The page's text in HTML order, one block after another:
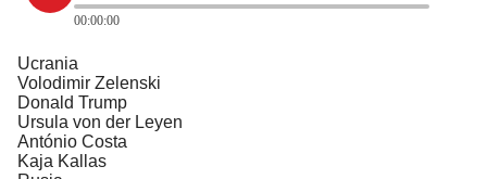
00:00:00
Ucrania
Volodimir Zelenski
Donald Trump
Ursula von der Leyen
António Costa
Kaja Kallas